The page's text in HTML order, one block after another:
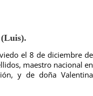
el 8 de diciembre de
maestro nacional en
y de doña Valentina